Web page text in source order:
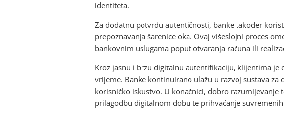
identiteta.
Za dodatnu potvrdu autentičnosti, banke također
prepoznavanja šarenice oka. Ovaj višeslojni proces
bankovnim uslugama poput otvaranja računa ili
Kroz jasnu i brzu digitalnu autentifikaciju, klijentima
vrijeme. Banke kontinuirano ulažu u razvoj sustava
korisničko iskustvo. U konačnici, dobro razumijevanje
prilagodbu digitalnom dobu te prihvaćanje